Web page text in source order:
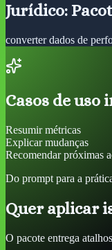
Jurídico:
converter dados de
Casos de uso
Resumir métricas
Explicar mudanças
Recomendar próximas
Do prompt para a
Quer aplicar
O pacote entrega